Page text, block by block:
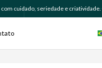
cuidado, seriedade e criatividade.